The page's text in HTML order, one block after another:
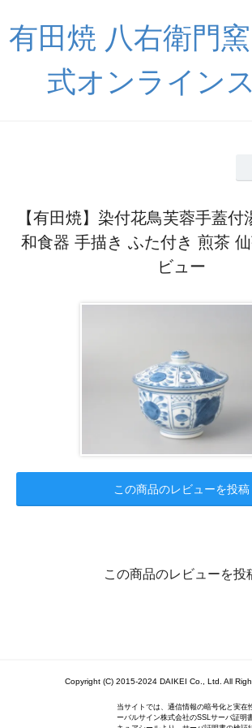
有田焼 八右衛門
式オンライン
【有田焼】染付花鳥芙蓉手蓋付
和食器 手描き ふた付き 煎茶
ビュー
この商品のレビューを投稿
この商品のレビューを投
Copyright (C) 2015-2024 DAIKEI Co., Ltd. All
当サイトでは、通信情報の暗号化と実在
ーバルサイン株式会社のSSLサーバ証明